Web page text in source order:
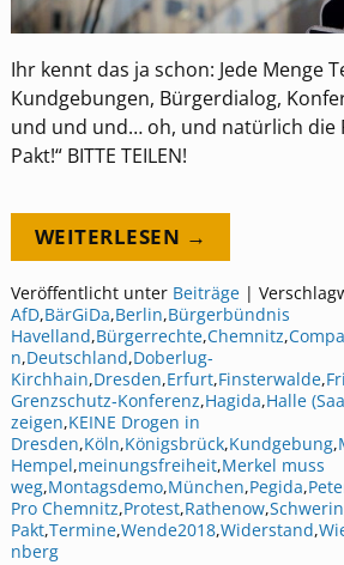
Ihr kennt das ja schon: Jede Menge
Kundgebungen, Bürgerdialog,
und und und… oh, und natürlich die
Pakt!“ BITTE TEILEN!
WEITERLESEN →
Veröffentlicht unter Beiträge|
AfD,BärGiDa,Berlin,Bürgerbündnis
Havelland,Bürgerrechte,Chemnitz,
n,Deutschland,Doberlug‐
Kirchhain,Dresden,Erfurt,Finsterwalde,
Grenzschutz‐Konferenz,Hagida,Halle
zeigen,KEINE Drogen in
Dresden,Köln,Königsbrück,Kundgebung,
Hempel,meinungsfreiheit,Merkel muss
weg,Montagsdemo,München,Pegida,
Pro Chemnitz,Protest,Rathenow,Schwerin
Pakt,Termine,Wende2018,Widerstand,
nberg